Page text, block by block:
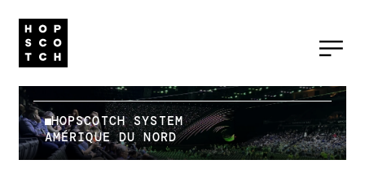
HOPSCOTCH SYSTEM
AMÉRIQUE DU NORD